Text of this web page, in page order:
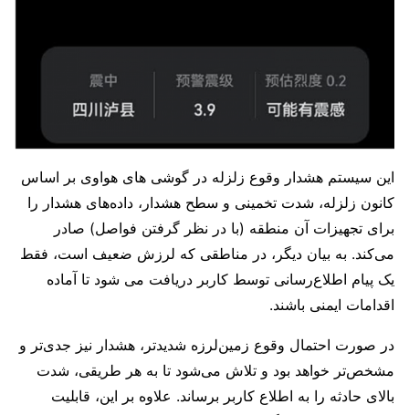
این سیستم هشدار وقوع زلزله در گوشی های هواوی بر اساس
کانون زلزله، شدت تخمینی و سطح هشدار، داده‌های هشدار را
برای تجهیزات آن منطقه (با در نظر گرفتن فواصل) صادر
می‌کند. به بیان دیگر، در مناطقی که لرزش ضعیف است، فقط
یک پیام اطلاع‌رسانی توسط کاربر دریافت می شود تا آماده
اقدامات ایمنی باشند.
در صورت احتمال وقوع زمین‌لرزه شدیدتر، هشدار نیز جدی‌‌تر و
مشخص‌تر خواهد بود و تلاش می‌شود تا به هر طریقی، شدت
بالای حادثه را به اطلاع کاربر برساند. علاوه بر این، قابلیت